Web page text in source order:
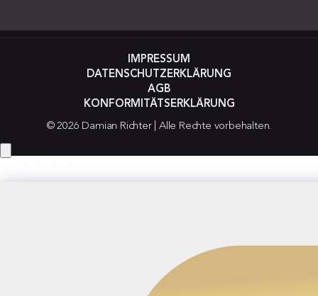
© 2026 Damian Richter | Alle Rechte vorbehalten.
IMPRESSUM
DATENSCHUTZERKLÄRUNG
AGB
KONFORMITÄTSERKLÄRUNG